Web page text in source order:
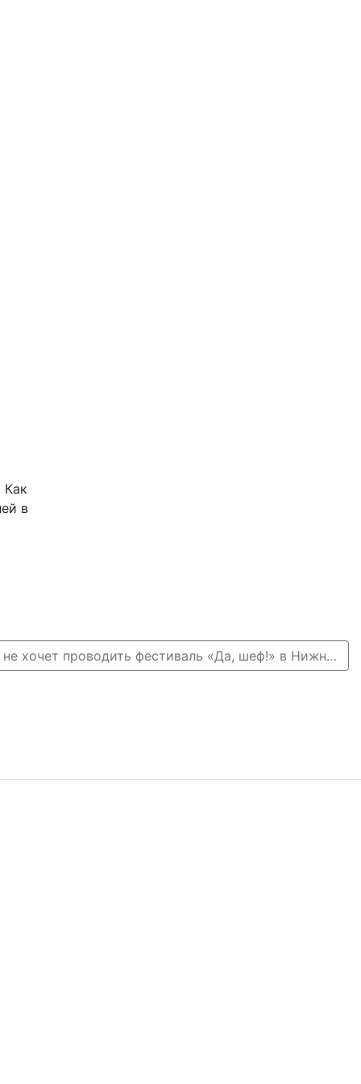
Как
в
Константин Ивлев не хочет проводить фестиваль «Да, шеф!» в Нижнем Новгороде →